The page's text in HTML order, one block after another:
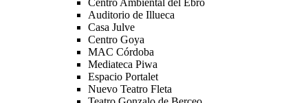
Centro Ambiental del Ebro
Auditorio de Illueca
Casa Julve
Centro Goya
MAC Córdoba
Mediateca Piwa
Espacio Portalet
Nuevo Teatro Fleta